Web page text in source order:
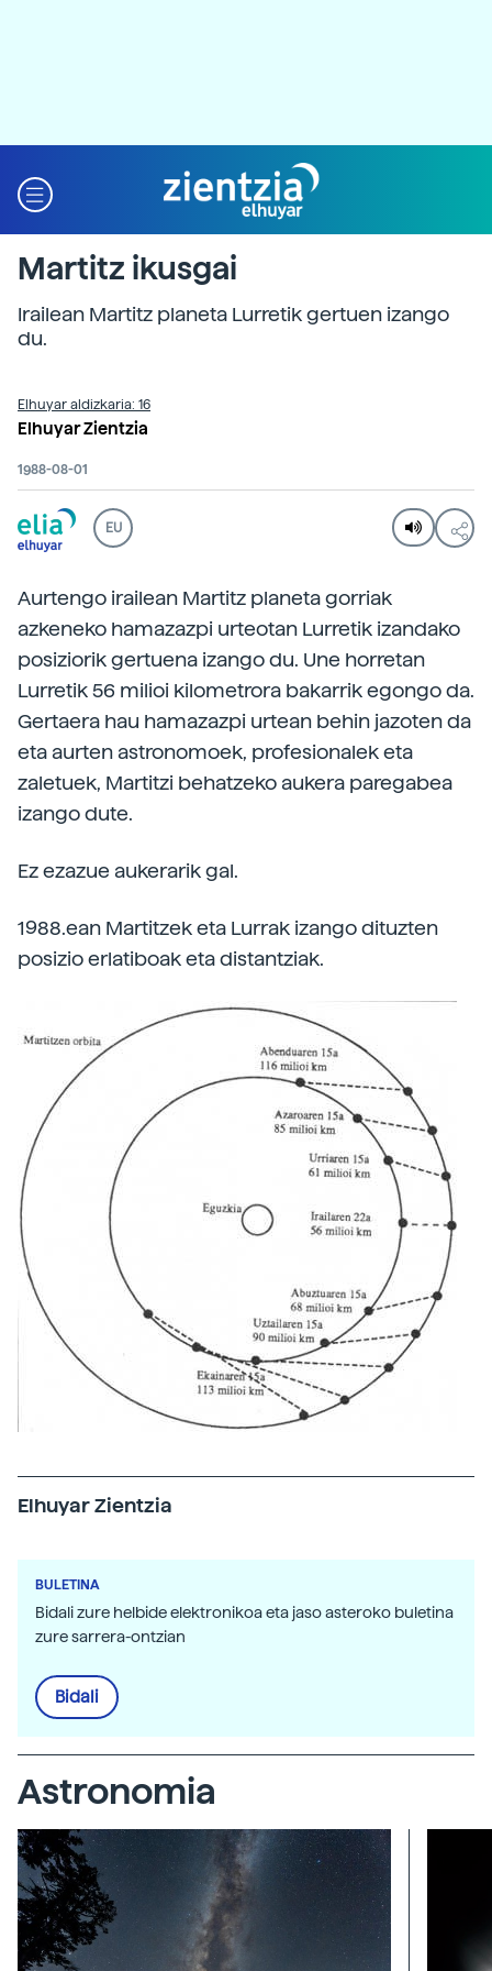
Martitz ikusgai
Irailean Martitz planeta Lurretik gertuen izango
du.
Elhuyar aldizkaria: 16
Elhuyar Zientzia
1988-08-01
EU
Aurtengo irailean Martitz planeta gorriak
azkeneko hamazazpi urteotan Lurretik izandako
posiziorik gertuena izango du. Une horretan
Lurretik 56 milioi kilometrora bakarrik egongo da.
Gertaera hau hamazazpi urtean behin jazoten da
eta aurten astronomoek, profesionalek eta
zaletuek, Martitzi behatzeko aukera paregabea
izango dute.
Ez ezazue aukerarik gal.
1988.ean Martitzek eta Lurrak izango dituzten
posizio erlatiboak eta distantziak.
Elhuyar Zientzia
BULETINA
Bidali zure helbide elektronikoa eta jaso asteroko buletina
zure sarrera-ontzian
Bidali
Astronomia